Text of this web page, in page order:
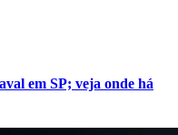
em SP; veja onde há